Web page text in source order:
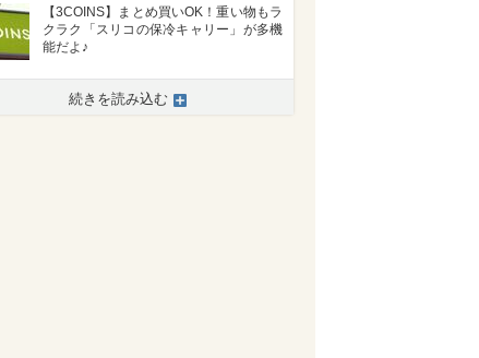
【3COINS】まとめ買いOK！重い物もラ
クラク「スリコの保冷キャリー」が多機
能だよ♪
続きを読み込む